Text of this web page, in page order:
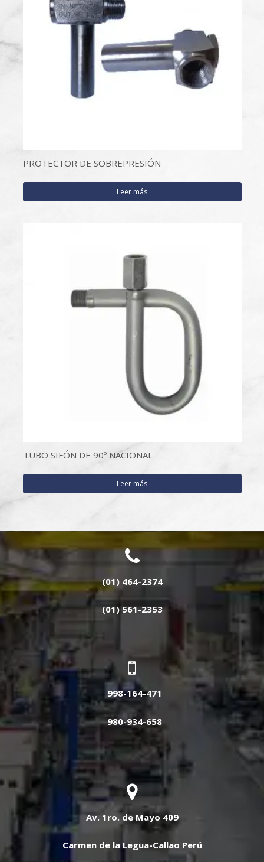
PROTECTOR DE SOBREPRESIÓN
Leer más
TUBO SIFÓN DE 90º NACIONAL
Leer más
(01) 464-2374
(01) 561-2353
998-164-471
980-934-658
Av. 1ro. de Mayo 409
Carmen de la Legua-Callao Perú